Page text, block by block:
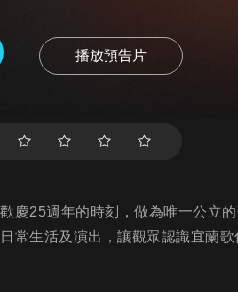
播放預告片
慶25週年的時刻，做為唯一公立
常生活及演出，讓觀眾認識宜蘭歌